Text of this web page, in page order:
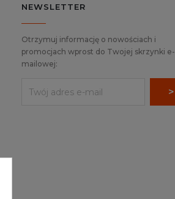
NEWSLETTER
Otrzymuj informację o nowościach i
promocjach wprost do Twojej skrzynki e-
mailowej: